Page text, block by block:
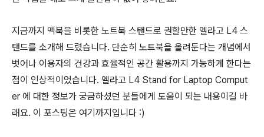
지금까지 맥북을 비롯한 노트북 스탠드로 권할만한 엘라고 L4 스
탠드를 소개해 드렸습니다. 단순히 노트북을 올려둔다는 개념에서
벗어나 이용자의 건강과 효율적인 공간 활용까지 가능하게 한다는
점이 인상적이었습니다. 엘라고 L4 Stand for Laptop Comput
er 에 대한 정보가 궁금하셨던 분들에게 도움이 되는 내용이길 바
래요. 이 포스팅은 여기까지입니다 :)